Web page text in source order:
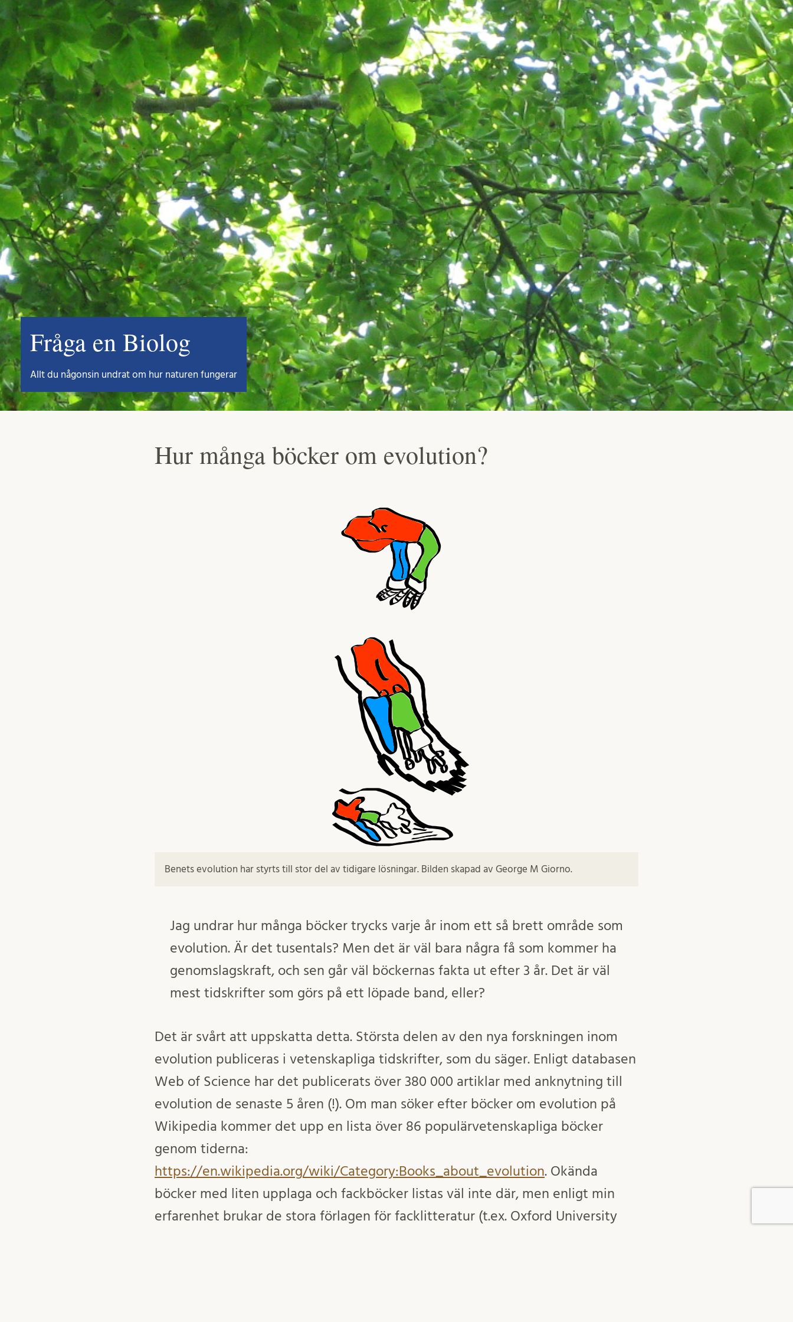
Fråga en Biolog
Allt du någonsin undrat om hur naturen fungerar
Hur många böcker om evolution?
Benets evolution har styrts till stor del av tidigare lösningar. Bilden skapad av George M Giorno.
Jag undrar hur många böcker trycks varje år inom ett så brett område som
evolution. Är det tusentals? Men det är väl bara några få som kommer ha
genomslagskraft, och sen går väl böckernas fakta ut efter 3 år. Det är väl
mest tidskrifter som görs på ett löpade band, eller?
Det är svårt att uppskatta detta. Största delen av den nya forskningen inom
evolution publiceras i vetenskapliga tidskrifter, som du säger. Enligt databasen
Web of Science har det publicerats över 380 000 artiklar med anknytning till
evolution de senaste 5 åren (!). Om man söker efter böcker om evolution på
Wikipedia kommer det upp en lista över 86 populärvetenskapliga böcker
genom tiderna:
https://en.wikipedia.org/wiki/Category:Books_about_evolution. Okända
böcker med liten upplaga och fackböcker listas väl inte där, men enligt min
erfarenhet brukar de stora förlagen för facklitteratur (t.ex. Oxford University